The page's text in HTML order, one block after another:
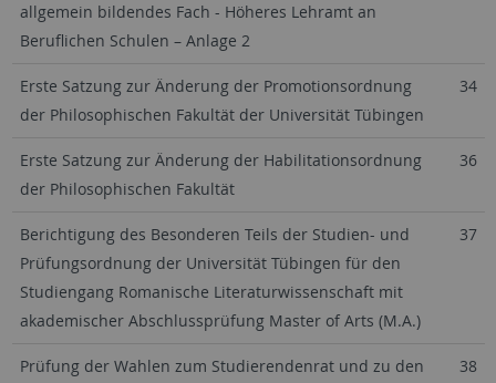
allgemein bildendes Fach - Höheres Lehramt an
Beruflichen Schulen – Anlage 2
Erste Satzung zur Änderung der Promotionsordnung
der Philosophischen Fakultät der Universität Tübingen
34
Erste Satzung zur Änderung der Habilitationsordnung
der Philosophischen Fakultät
36
Berichtigung des Besonderen Teils der Studien- und
Prüfungsordnung der Universität Tübingen für den
Studiengang Romanische Literaturwissenschaft mit
akademischer Abschlussprüfung Master of Arts (M.A.)
37
Prüfung der Wahlen zum Studierendenrat und zu den
38